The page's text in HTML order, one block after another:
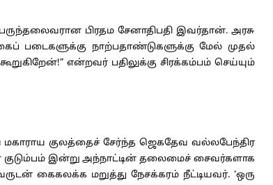
பிரதம சேனாதிபதி இவர்தான். அரசு
படைகளுக்கு நாற்பதாண்டுகளுக்கு மேல் முதல்
என்றவர் பதிலுக்கு சிரக்கம்பம் செய்யும்
குலத்தைச் சேர்ந்த ஜெகதேவ வல்லபேந்திர
இன்று அந்நாட்டின் தலைமைச் சைவர்களாக
கைகலக்க மறுத்து நேசக்கரம் நீட்டியவர். ‘ஒரு